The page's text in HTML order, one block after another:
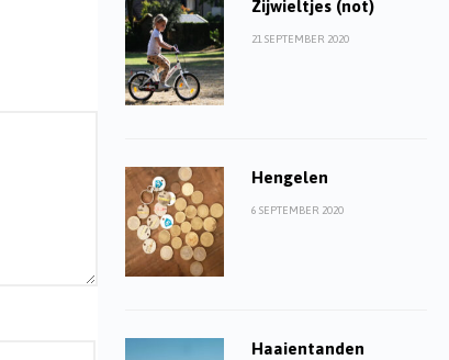
Zijwieltjes (not)
21 SEPTEMBER 2020
Hengelen
6 SEPTEMBER 2020
Haaientanden